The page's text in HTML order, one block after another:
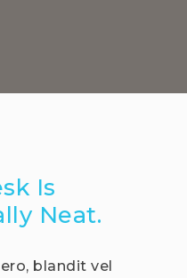
Is
Neat.
blandit vel